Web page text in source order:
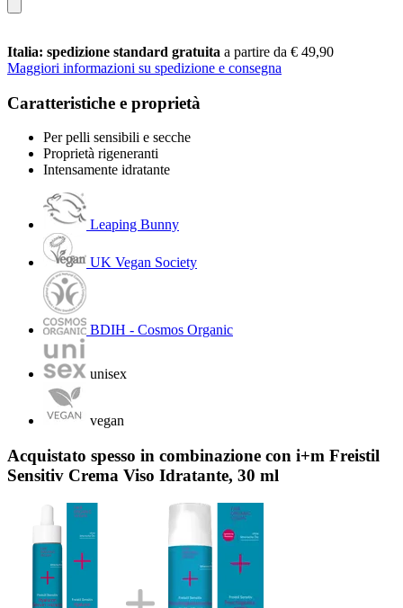
Italia: spedizione standard gratuita a partire da € 49,90
Maggiori informazioni su spedizione e consegna
Caratteristiche e proprietà
Per pelli sensibili e secche
Proprietà rigeneranti
Intensamente idratante
Leaping Bunny
UK Vegan Society
BDIH - Cosmos Organic
unisex
vegan
Acquistato spesso in combinazione con i+m Freistil
Sensitiv Crema Viso Idratante, 30 ml